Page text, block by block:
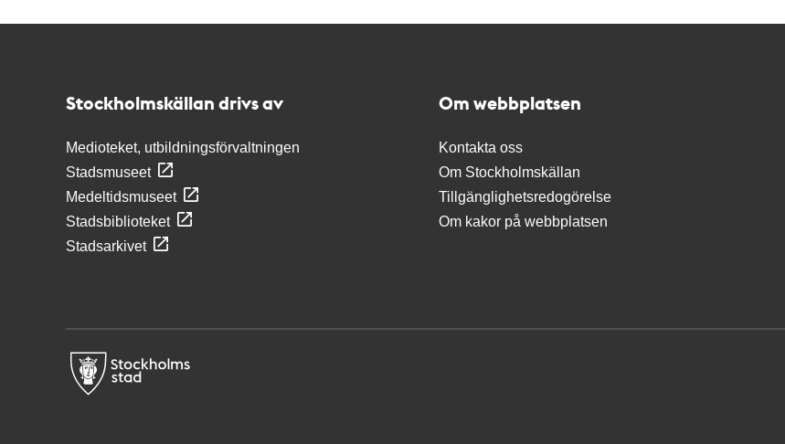
Stockholmskällan drivs av
Medioteket, utbildningsförvaltningen
Stadsmuseet
Medeltidsmuseet
Stadsbiblioteket
Stadsarkivet
Om webbplatsen
Kontakta oss
Om Stockholmskällan
Tillgänglighetsredogörelse
Om kakor på webbplatsen